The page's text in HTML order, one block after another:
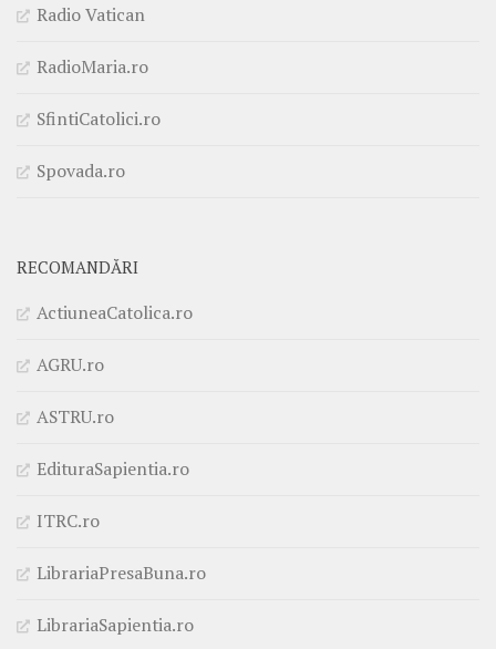
Radio Vatican
RadioMaria.ro
SfintiCatolici.ro
Spovada.ro
RECOMANDĂRI
ActiuneaCatolica.ro
AGRU.ro
ASTRU.ro
EdituraSapientia.ro
ITRC.ro
LibrariaPresaBuna.ro
LibrariaSapientia.ro